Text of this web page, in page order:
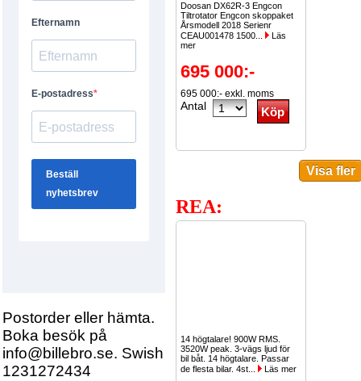
Postorder eller hämta.
Boka besök på
info@billebro.se. Swish
1231272434
Doosan DX62R-3 Engcon
Tiltrotator Engcon skoppaket
Årsmodell 2018 Serienr
CEAU001478 1500...
Läs
mer
695 000:-
695 000:- exkl. moms
Antal
REA:
14 högtalare! 900W RMS.
3520W peak. 3-vägs ljud för
bil båt. 14 högtalare. Passar
de flesta bilar. 4st...
Läs mer